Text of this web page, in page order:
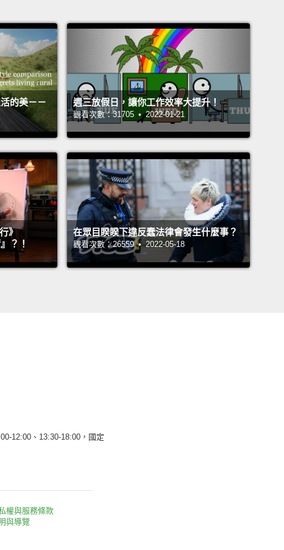
的美－－
週三放假日，讓你工作效率大提升！
觀看次數：31705 • 2022-01-21
》
？！
在眾目睽睽下違反蠢法律會發生什麼事？
觀看次數：26559 • 2022-05-18
12:00、13:30-18:00，國定
權與服務條款
與導覽